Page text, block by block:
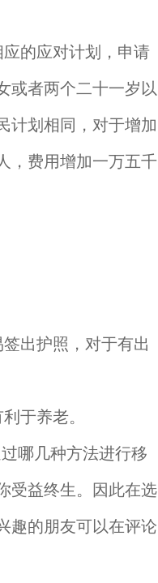
的应对计划，申请
或者两个二十一岁以
计划相同，对于增加
，费用增加一万五千
出护照，对于有出
于养老。
哪几种方法进行移
受益终生。因此在选
趣的朋友可以在评论